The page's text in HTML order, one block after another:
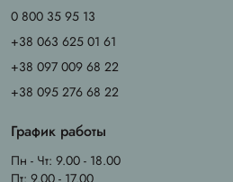
0 800 35 95 13
+38 063 625 01 61
+38 097 009 68 22
+38 095 276 68 22
График работы
Пн - Чт: 9.00 - 18.00